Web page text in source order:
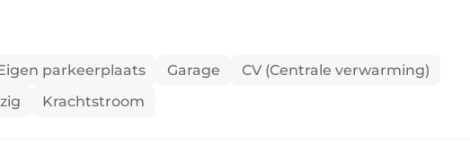
parkeerplaats Garage
CV (Centrale verwarming)
Krachtstroom